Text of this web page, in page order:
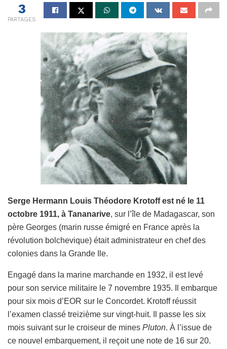
3
PARTAGES
Serge Hermann Louis Théodore Krotoff est né le 11
octobre 1911, à Tananarive, sur l’île de Madagascar, son
père Georges (marin russe émigré en France après la
révolution bolchevique) était administrateur en chef des
colonies dans la Grande Ile.
Engagé dans la marine marchande en 1932, il est levé
pour son service militaire le 7 novembre 1935. Il embarque
pour six mois d’EOR sur le Concordet. Krotoff réussit
l’examen classé treizième sur vingt-huit. Il passe les six
mois suivant sur le croiseur de mines Pluton. À l’issue de
ce nouvel embarquement, il reçoit une note de 16 sur 20.